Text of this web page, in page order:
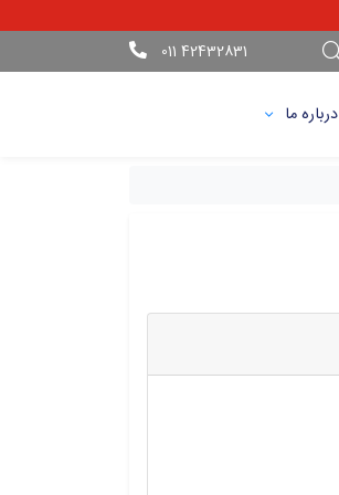
42432831 011
درباره ما